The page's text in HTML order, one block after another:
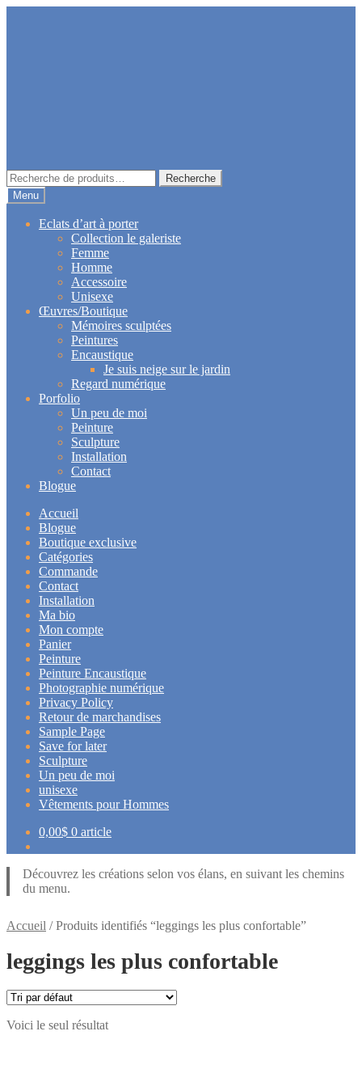
Recherche
pour :
Recherche
Menu
Eclats d’art à porter
Collection le galeriste
Femme
Homme
Accessoire
Unisexe
Œuvres/Boutique
Mémoires sculptées
Peintures
Encaustique
Je suis neige sur le jardin
Regard numérique
Porfolio
Un peu de moi
Peinture
Sculpture
Installation
Contact
Blogue
Accueil
Blogue
Boutique exclusive
Catégories
Commande
Contact
Installation
Ma bio
Mon compte
Panier
Peinture
Peinture Encaustique
Photographie numérique
Privacy Policy
Retour de marchandises
Sample Page
Save for later
Sculpture
Un peu de moi
unisexe
Vêtements pour Hommes
0,00$ 0 article
Découvrez les créations selon vos élans, en suivant les chemins
du menu.
Accueil /Produits identifiés “leggings les plus confortable”
leggings les plus confortable
Voici le seul résultat